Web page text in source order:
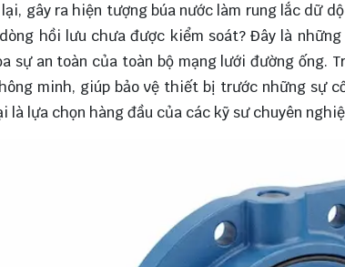
gây ra hiện tượng búa nước làm rung lắc dữ
hồi lưu chưa được kiểm soát? Đây là
sự an toàn của toàn bộ mạng lưới đường ống.
minh, giúp bảo vệ thiết bị trước những sự
là lựa chọn hàng đầu của các kỹ sư chuyên